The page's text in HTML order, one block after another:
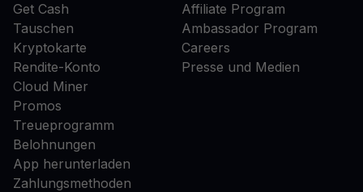
Get Cash
Tauschen
Kryptokarte
Rendite-Konto
Cloud Miner
Promos
Treueprogramm
Belohnungen
App herunterladen
Zahlungsmethoden
Affiliate Program
Ambassador Program
Careers
Presse und Medien